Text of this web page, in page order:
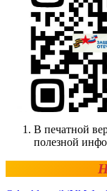
В печатной
полезной